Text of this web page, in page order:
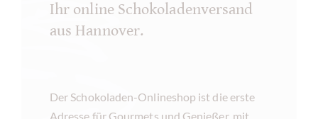
Ihr online Schokoladenversand
aus Hannover.
Der Schokoladen-Onlineshop ist die erste
Adresse für Gourmets und Genießer, mit